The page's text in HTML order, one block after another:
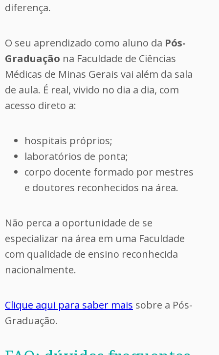
diferença.
O seu aprendizado como aluno da Pós-
Graduação na Faculdade de Ciências
Médicas de Minas Gerais vai além da sala
de aula. É real, vivido no dia a dia, com
acesso direto a:
hospitais próprios;
laboratórios de ponta;
corpo docente formado por mestres
e doutores reconhecidos na área.
Não perca a oportunidade de se
especializar na área em uma Faculdade
com qualidade de ensino reconhecida
nacionalmente.
Clique aqui para saber mais sobre a Pós-
Graduação.